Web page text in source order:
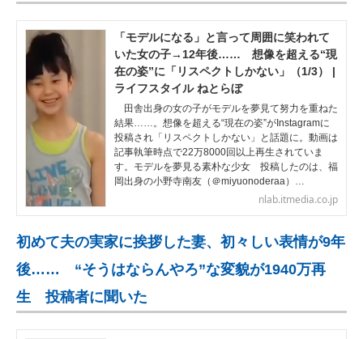
「モデルになる」と言って周囲に笑われて
いた女の子→12年後…… 想像を超える“現
在の姿”に「リスペクトしかない」（1/3） |
ライフスタイル ねとらぼ
田舎出身の女の子がモデルを夢見て努力を重ねた
結果……。想像を超える“現在の姿”がInstagramに
投稿され「リスペクトしかない」と話題に。動画は
記事執筆時点で22万8000回以上再生されていま
す。モデルを夢見る素朴な少女 投稿したのは、福
岡出身の小野寺南友（＠miyuonoderaa）…
nlab.itmedia.co.jp
初めて夫の実家に挨拶した妻、初々しい表情が9年
後…… “そうはならんやろ”な変貌が1940万再
生 投稿者に聞いた